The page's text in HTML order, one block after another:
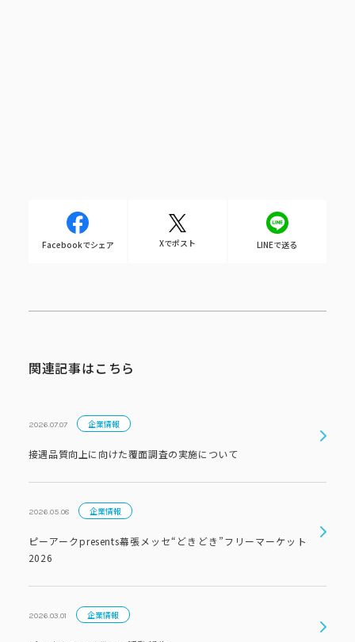
Facebookでシェア Xでポスト LINEで送る
関連記事はこちら
2026.07.07 企業情報
接遇品質向上に向けた覆面調査の実施について
2026.05.08 企業情報
ピーアークpresents幕張メッセ“どきどき”フリーマーケット
2026
2026.03.01 企業情報